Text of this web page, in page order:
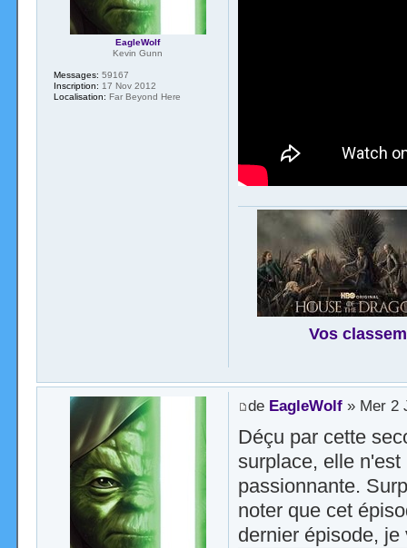
Vos
EagleWolf
Kevin Gunn
Messages: 59167
Inscription: 17 Nov 2012
Localisation: Far Beyond Here
de EagleWolf» Mer 2
Déçu par cette
surplace, elle
passionnante.
noter que cet
dernier épisode,